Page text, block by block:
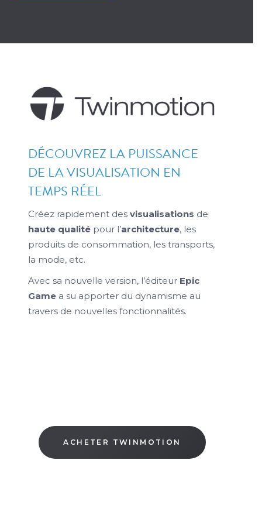
DÉCOUVREZ LA PUISSANCE
DE LA VISUALISATION EN
TEMPS RÉEL
Créez rapidement des visualisations de
haute qualitépour l’architecture, les
produits de consommation, les transports,
la mode, etc.
Avec sa nouvelle version, l’éditeur Epic
Gamea su apporter du dynamisme au
travers de nouvelles fonctionnalités.
ACHETER TWINMOTION